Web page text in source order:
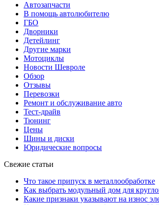
Автозапчасти
В помощь автолюбителю
ГБО
Дворники
Детейлинг
Другие марки
Мотоциклы
Новости Шевроле
Обзор
Отзывы
Перевозки
Ремонт и обслуживание авто
Тест-драйв
Тюнинг
Цены
Шины и диски
Юридические вопросы
Свежие статьи
Что такое припуск в металлообработке
Как выбрать модульный дом для
Какие признаки указывают на износ